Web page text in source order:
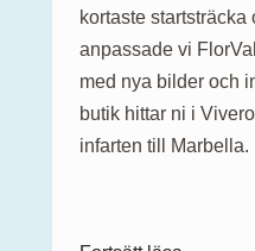
kortaste
anpassade vi
med nya bilder och
butik hittar ni i
infarten till Marbella.